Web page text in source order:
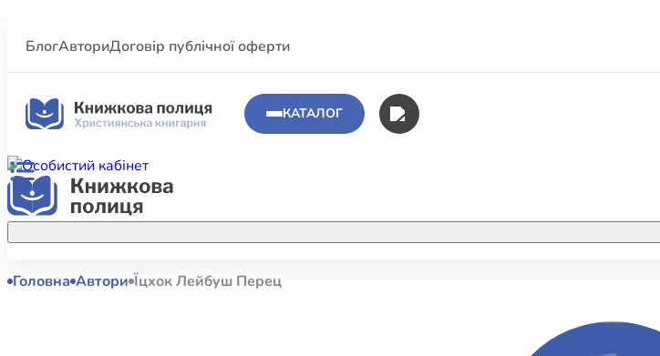
БлогАвториДоговір публічної оферти
КАТАЛОГ
Акційні пропозиції
КНИГИ
Головна Автори Їцхок Лейбуш Перец